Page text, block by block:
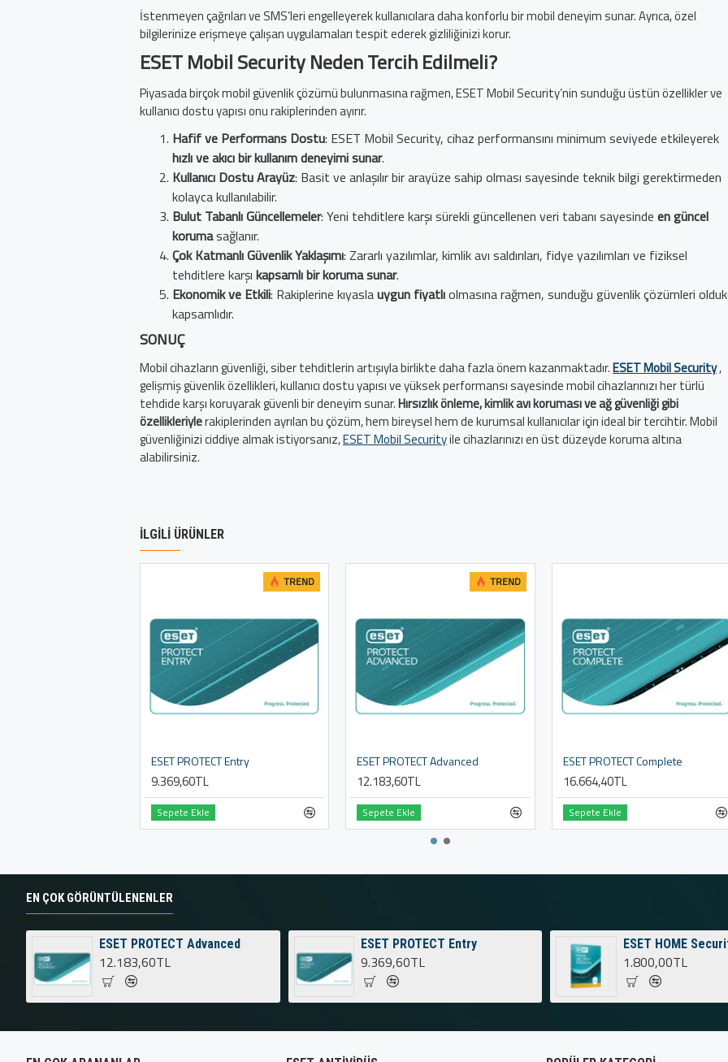
İstenmeyen çağrıları ve SMS’leri engelleyerek kullanıcılara daha konforlu bir mobil deneyim sunar. Ayrıca, özel
bilgilerinize erişmeye çalışan uygulamaları tespit ederek gizliliğinizi korur.
ESET Mobil Security Neden Tercih Edilmeli?
Piyasada birçok mobil güvenlik çözümü bulunmasına rağmen, ESET Mobil Security’nin sunduğu üstün özellikler ve
kullanıcı dostu yapısı onu rakiplerinden ayırır.
Hafif ve Performans Dostu: ESET Mobil Security, cihaz performansını minimum seviyede etkileyerek
hızlı ve akıcı bir kullanım deneyimi sunar.
Kullanıcı Dostu Arayüz: Basit ve anlaşılır bir arayüze sahip olması sayesinde teknik bilgi gerektirmeden
kolayca kullanılabilir.
Bulut Tabanlı Güncellemeler: Yeni tehditlere karşı sürekli güncellenen veri tabanı sayesinde en güncel
korumasağlanır.
Çok Katmanlı Güvenlik Yaklaşımı: Zararlı yazılımlar, kimlik avı saldırıları, fidye yazılımları ve fiziksel
tehditlere karşı kapsamlı bir koruma sunar.
Ekonomik ve Etkili: Rakiplerine kıyaslauygun fiyatlıolmasına rağmen, sunduğu güvenlik çözümleri
kapsamlıdır.
SONUÇ
Mobil cihazların güvenliği, siber tehditlerin artışıyla birlikte daha fazla önem kazanmaktadır.ESET Mobil Security,
gelişmiş güvenlik özellikleri, kullanıcı dostu yapısı ve yüksek performansı sayesinde mobil cihazlarınızı her türlü
tehdide karşı koruyarak güvenli bir deneyim sunar.Hırsızlık önleme, kimlik avı koruması ve ağ güvenliği gibi
özellikleriylerakiplerinden ayrılan bu çözüm, hem bireysel hem de kurumsal kullanıcılar için ideal bir tercihtir. Mobil
güvenliğinizi ciddiye almak istiyorsanız,ESET Mobil Securityile cihazlarınızı en üst düzeyde koruma altına
alabilirsiniz.
İLGILI ÜRÜNLER
TREND
ESET PROTECT Entry
9.369,60TL
Sepete Ekle
TREND
ESET PROTECT Advanced
12.183,60TL
Sepete Ekle
ESET PROTECT Complete
16.664,40TL
Sepete Ekle
EN ÇOK GÖRÜNTÜLENENLER
ESET PROTECT Advanced
12.183,60TL
ESET PROTECT Entry
9.369,60TL
ESET HOME
1.800,00TL